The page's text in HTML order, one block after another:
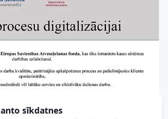
sīkdatnes